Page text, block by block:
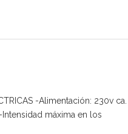
-Alimentación: 230v ca.
máxima en los